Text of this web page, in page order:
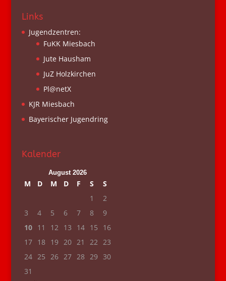
Links
Jugendzentren:
FuKK Miesbach
Jute Hausham
JuZ Holzkirchen
Pl@netX
KJR Miesbach
Bayerischer Jugendring
Kalender
August 2026
M D M D F S
S
1
2
3
4 5 6 7 8
9
10
11 12 13 14 15
16
17
18 19 20 21 22 23
24 25 26 27 28 29
30
31